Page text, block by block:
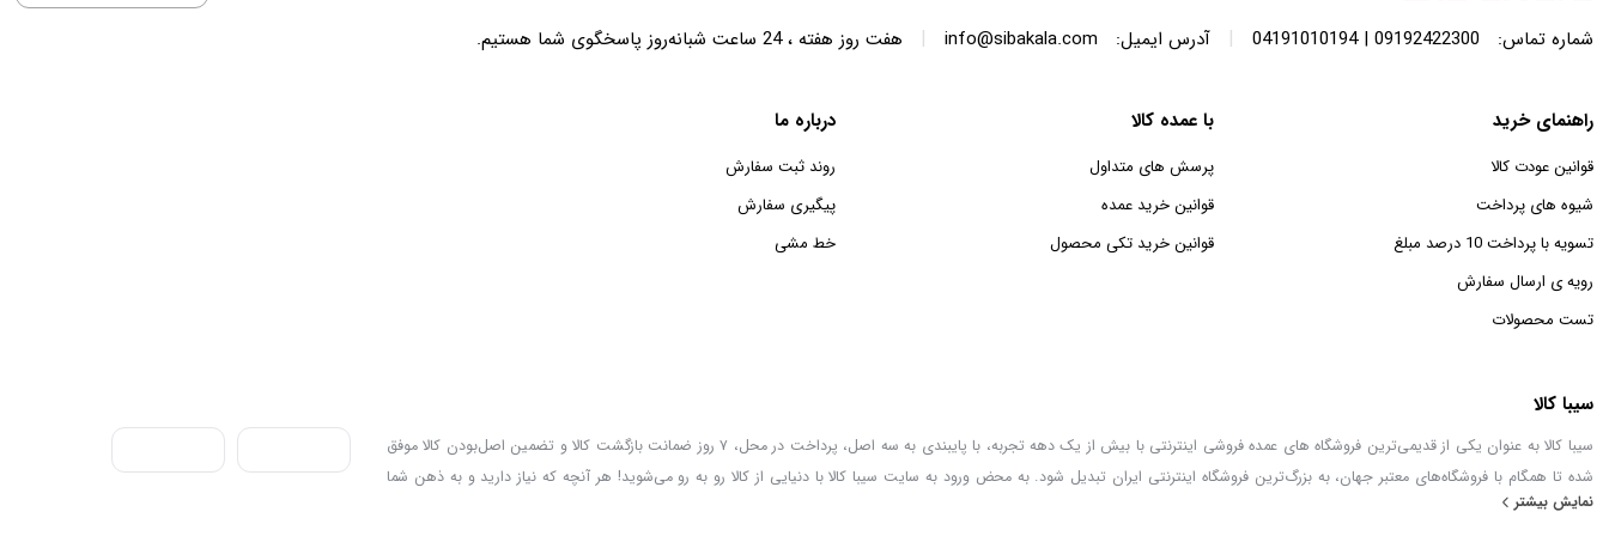
شماره تماس: 09192422300 | 04191010194
| آدرس ایمیل: info@sibakala.com
| هفت روز هفته ، 24 ساعت شبانه‌روز پاسخگوی شما هستیم.
راهنمای خرید
قوانین عودت کالا
شیوه های پرداخت
تسویه با پرداخت 10 درصد مبلغ
رویه ی ارسال سفارش
تست محصولات
با عمده کالا
پرسش های متداول
قوانین خرید عمده
قوانین خرید تکی محصول
درباره ما
روند ثبت سفارش
پیگیری سفارش
خط مشی
سیبا کالا
سیبا کالا به عنوان یکی از قدیمی‌ترین فروشگاه های عمده فروشی اینترنتی با بیش از یک دهه تجربه، با پایبندی به سه اصل، پرداخت در محل، ۷ روز ضمانت بازگشت کالا و تضمین اصل‌بودن کالا موفق
شده تا همگام با فروشگاه‌های معتبر جهان، به بزرگ‌ترین فروشگاه اینترنتی ایران تبدیل شود. به محض ورود به سایت سیبا کالا با دنیایی از کالا رو به رو می‌شوید! هر آنچه که نیاز دارید و به ذهن شما
خطور می‌کند در اینجا پیدا خواهید کرد.
نمایش بیشتر